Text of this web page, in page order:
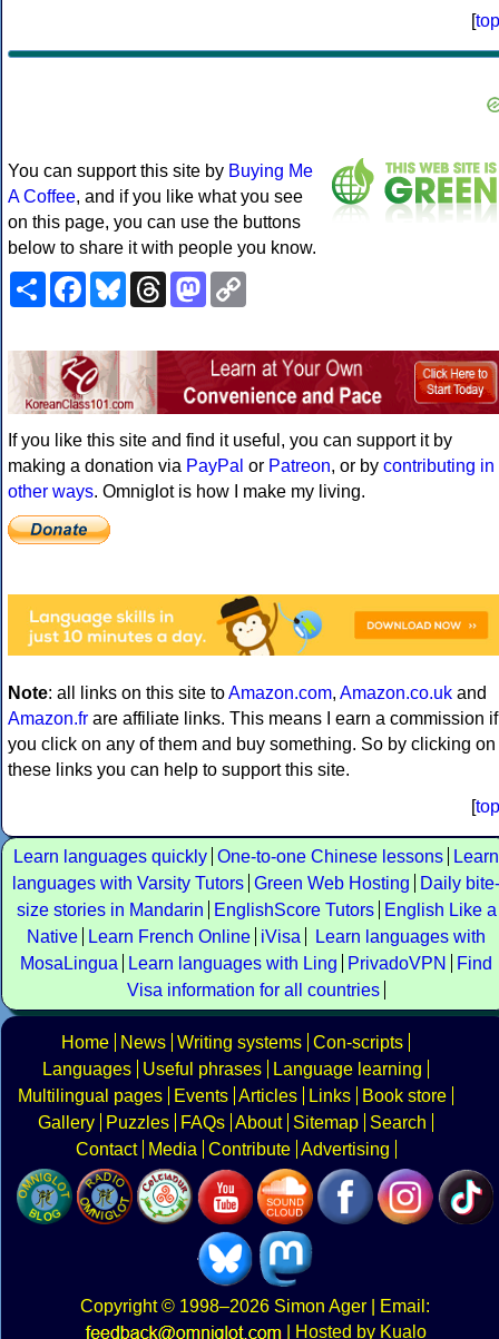
[top
You can support this site by Buying Me
A Coffee, and if you like what you see
on this page, you can use the buttons
below to share it with people you know.
ShareFacebookBlueskyThreadsMastodon
If you like this site and find it useful, you can support it by
making a donation via PayPal or Patreon, or by contributing in
other ways. Omniglot is how I make my living.
Note: all links on this site toAmazon.com, Amazon.co.uk and
Amazon.fr are affiliate links. This means I earn a commission if
you click on any of them and buy something. So by clicking on
these links you can help to support this site.
[top
Learn languages quickly One-to-one Chinese lessons
Learn
languages with Varsity Tutors Green Web Hosting
Daily bite-
size stories in Mandarin
EnglishScore Tutors
English Like a
Native
Learn French Online iVisa
Learn languages with
MosaLingua
Learn languages with Ling PrivadoVPN
Find
Visa information for all countries
Home News Writing systems Con-scripts
Languages
Useful phrases
Language learning
Multilingual pages
Events Articles Links
Book store
Gallery
Puzzles FAQs About Sitemap
Search
Contact
Media Contribute Advertising
Copyright© 1998–2026 Simon Ager | Email:
|
Hosted by Kualo